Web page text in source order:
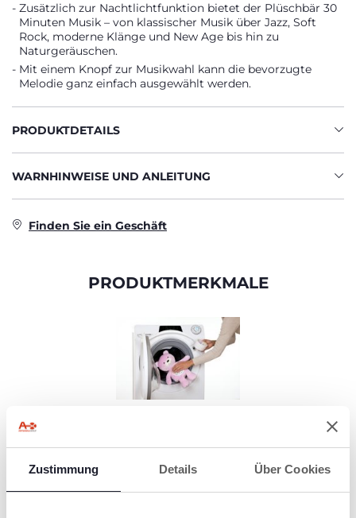
Zustimmung Details Über Cookies
Zusätzlich zur Nachtlichtfunktion bietet der Plüschbär 30
Minuten Musik – von klassischer Musik über Jazz, Soft
Rock, moderne Klänge und New Age bis hin zu
Naturgeräuschen.
Mit einem Knopf zur Musikwahl kann die bevorzugte
Melodie ganz einfach ausgewählt werden.
PRODUKTDETAILS
WARNHINWEISE UND ANLEITUNG
Finden Sie ein Geschäft
PRODUKTMERKMALE
Bear ist aus